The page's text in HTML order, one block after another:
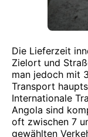
Die Lieferzeit
Zielort und
man jedoch mit
Transport
Internationale
Angola sind
oft zwischen 7
gewählten